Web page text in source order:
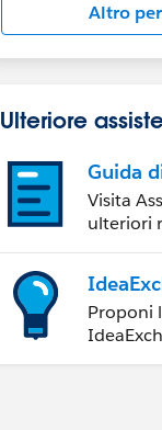
Altro
Ulteriore
Guida
Visita
ulteriori
Proponi